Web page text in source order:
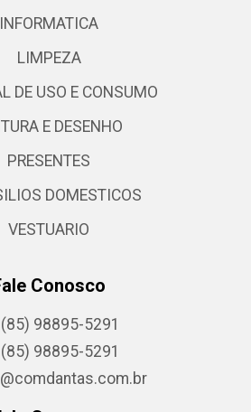
INFORMATICA
LIMPEZA
DE USO E CONSUMO
E DESENHO
PRESENTES
DOMESTICOS
VESTUARIO
Conosco
(85) 98895-5291
(85) 98895-5291